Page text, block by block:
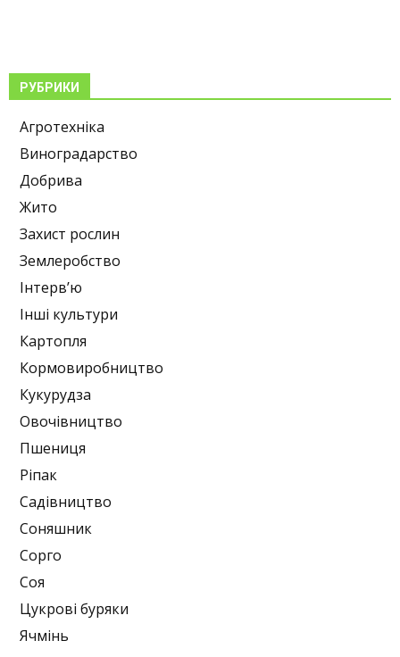
РУБРИКИ
Агротехніка
Виноградарство
Добрива
Жито
Захист рослин
Землеробство
Інтерв’ю
Інші культури
Картопля
Кормовиробництво
Кукурудза
Овочівництво
Пшениця
Ріпак
Садівництво
Соняшник
Сорго
Соя
Цукрові буряки
Ячмінь